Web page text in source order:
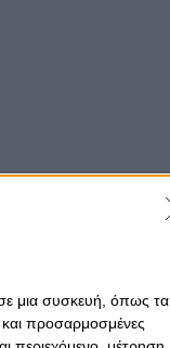
μια συσκευή, όπως τα
προσαρμοσμένες